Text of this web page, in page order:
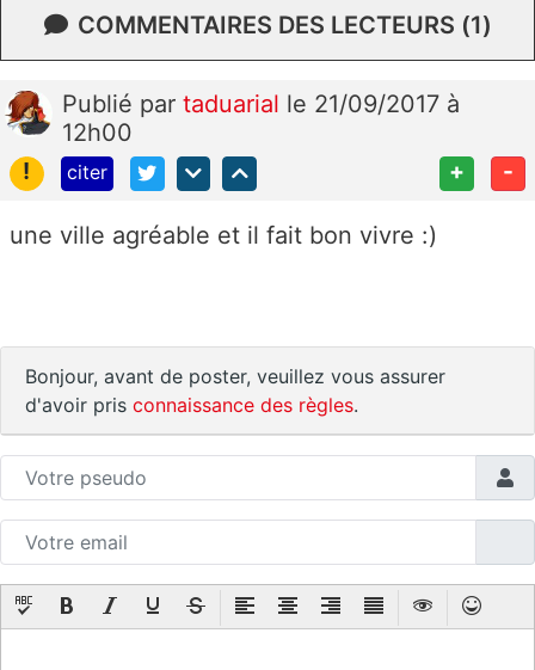
COMMENTAIRES DES LECTEURS (1)
Publié par taduarial le 21/09/2017 à
12h00
!
citer + -
une ville agréable et il fait bon vivre :)
Bonjour, avant de poster, veuillez vous assurer
d'avoir pris connaissance des règles.